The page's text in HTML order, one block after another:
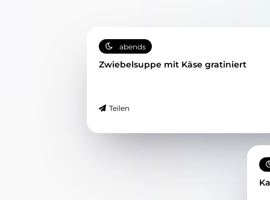
abends
Zwiebelsuppe mit Käse gratiniert
Teilen